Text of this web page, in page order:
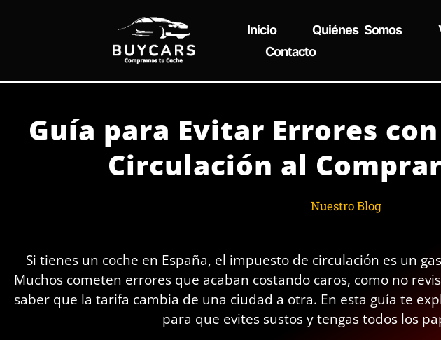
Inicio Quiénes Somos
Contacto
Guía para Evitar Errores
Circulación al
Nuestro Blog
Si tienes un coche en España, el impuesto de circulación es un
Muchos cometen errores que acaban costando caros, como no
saber que la tarifa cambia de una ciudad a otra. En esta guía te
para que evites sustos y tengas todos los